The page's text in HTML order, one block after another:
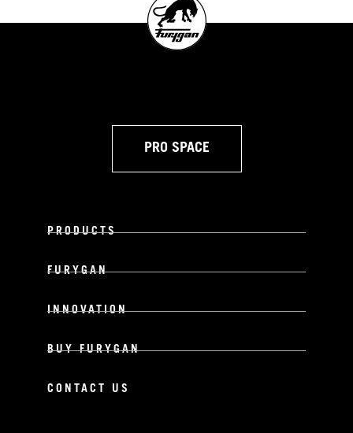
PRO SPACE
PRODUCTS
FURYGAN
INNOVATION
BUY FURYGAN
CONTACT US